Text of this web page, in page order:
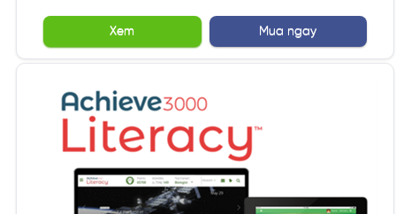
Xem Mua ngay